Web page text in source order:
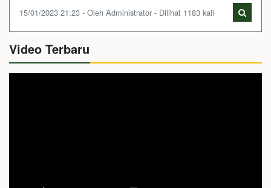
15/01/2023 21:23 - Oleh Administrator - Dilihat 1183 kali
Video Terbaru